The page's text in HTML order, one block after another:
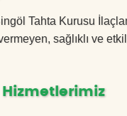
Tahta Kurusu
sağlıklı ve